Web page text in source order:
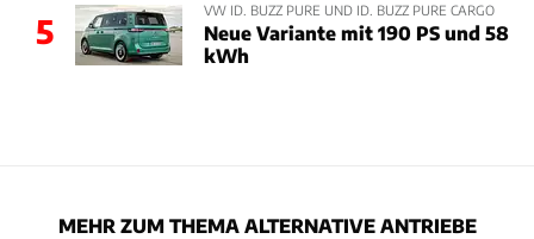
5
VW ID. BUZZ PURE UND ID. BUZZ PURE CARGO
Neue Variante mit 190 PS und 58
kWh
MEHR ZUM THEMA ALTERNATIVE ANTRIEBE